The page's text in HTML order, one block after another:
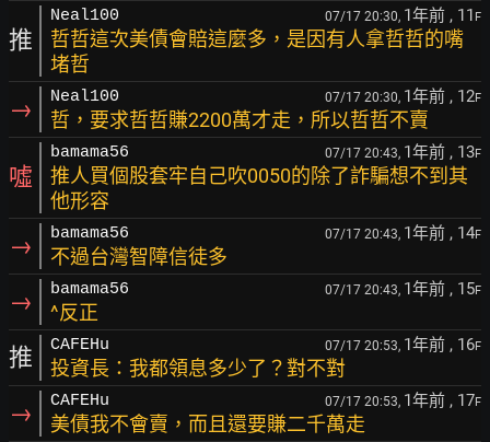
推
Neal100 07/17 20:30, 1年前 , 11 F
哲哲這次美債會賠這麼多，是因有人拿哲哲的嘴
堵哲
→ Neal100 07/17 20:30, 1年前 , 12F
哲，要求哲哲賺2200萬才走，所以哲哲不賣
噓
bamama56 07/17 20:43, 1年前 , 13F
推人買個股套牢自己吹0050的除了詐騙想不到其
他形容
→ bamama56 07/17 20:43, 1年前 , 14F
不過台灣智障信徒多
→ bamama56 07/17 20:43, 1年前 , 15F
^反正
推 CAFEHu 07/17 20:53, 1年前 , 16F
投資長：我都領息多少了？對不對
→ CAFEHu 07/17 20:53, 1年前 , 17F
美債我不會賣，而且還要賺二千萬走